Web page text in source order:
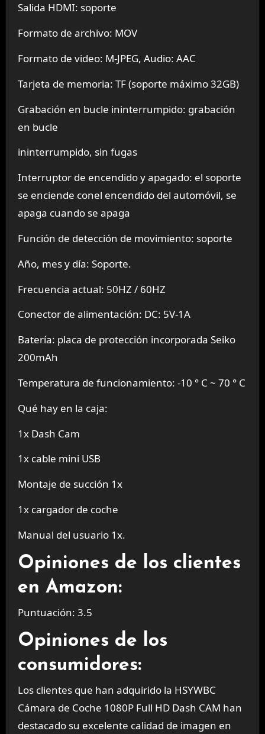
Salida HDMI: soporte
Formato de archivo: MOV
Formato de video: M-JPEG, Audio: AAC
Tarjeta de memoria: TF (soporte máximo 32GB)
Grabación en bucle ininterrumpido: grabación
en bucle
ininterrumpido, sin fugas
Interruptor de encendido y apagado: el soporte
se enciende conel encendido del automóvil, se
apaga cuando se apaga
Función de detección de movimiento: soporte
Año, mes y día: Soporte.
Frecuencia actual: 50HZ / 60HZ
Conector de alimentación: DC: 5V-1A
Batería: placa de protección incorporada Seiko
200mAh
Temperatura de funcionamiento: -10 ° C ~ 70 ° C
Qué hay en la caja:
1x Dash Cam
1x cable mini USB
Montaje de succión 1x
1x cargador de coche
Manual del usuario 1x.
Opiniones de los clientes
en Amazon:
Puntuación: 3.5
Opiniones de los
consumidores:
Los clientes que han adquirido la HSYWBC
Cámara de Coche 1080P Full HD Dash CAM han
destacado su excelente calidad de imagen en